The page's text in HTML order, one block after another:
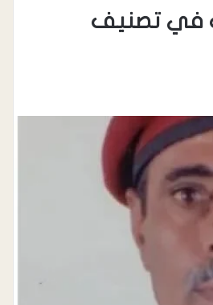
في تصنيف
حقوق الافراد سويت ورواتبنا ما زالت
متوقفة منذ 2024